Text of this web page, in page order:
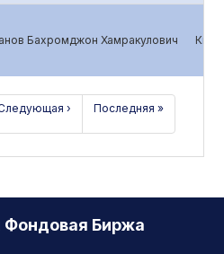
Бахромджон Хамракулович
› Последняя »
Фондовая Биржа